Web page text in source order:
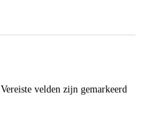
Vereiste velden zijn gemarkeerd